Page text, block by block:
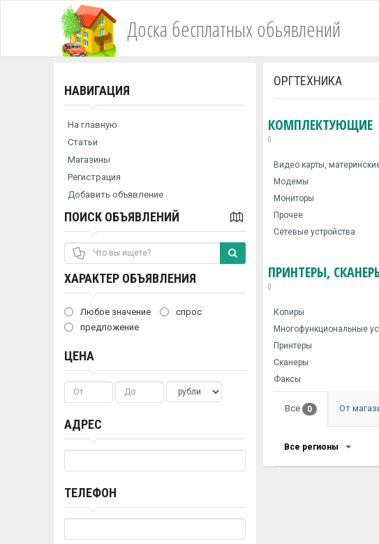
Доска бесплатных обьявлений
НАВИГАЦИЯ
На главную
Статьи
Магазины
Регистрация
Добавить объявление
ПОИСК ОБЪЯВЛЕНИЙ
ХАРАКТЕР ОБЪЯВЛЕНИЯ
Любое значение
спрос
предложение
ЦЕНА
АДРЕС
ТЕЛЕФОН
ОРГТЕХНИКА
КОМПЛЕКТУЮЩИЕ
0
Видео карты,
Модемы
Мониторы
Прочее
Сетевые устройства
ПРИНТЕРЫ,
0
Копиры
Многофункциональные
Принтеры
Сканеры
Факсы
Все 0 От
Все регионы